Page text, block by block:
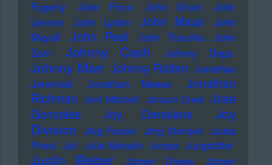
Fogerty
John Foxx John Grant
John
Lennon
John Lydon John Maus
John
Mayall
John Peel John Travolta
John
Zorn
Johnny Cash Johnny Depp
Johnny Marr Johnny Rotten Jonathan
Jeremiah
Jonathan Meese
Jonathan
Richman Joni Mitchell Jonzun Crew Jose
Gonzales
Joy Denalane
Joy
Division Jörg Fauser Jörg Stempel Judas
Priest Juli Julia Meladin Jumpa Jungstötter
Justin Bieber Jürgen Drews
Jürgen